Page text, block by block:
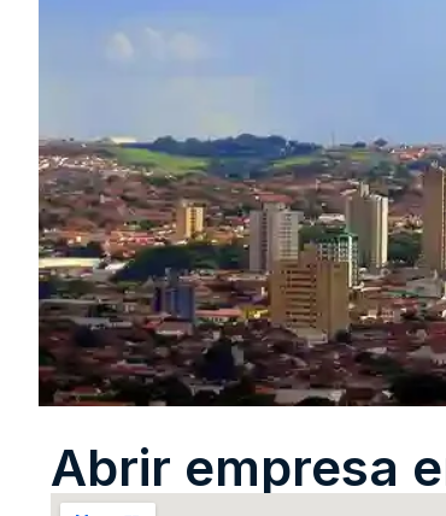
Abrir empresa